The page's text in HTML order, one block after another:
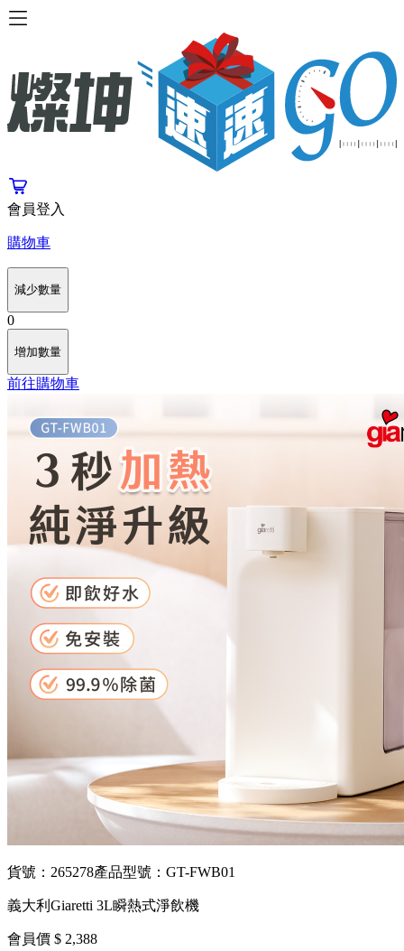
會員登入
購物車
減少數量
0
增加數量
前往購物車
貨號：265278產品型號：GT-FWB01
義大利Giaretti 3L瞬熱式淨飲機
會員價 $ 2,388